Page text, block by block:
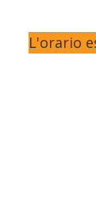
L'orario